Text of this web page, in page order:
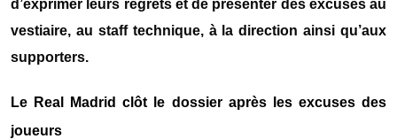
d’exprimer leurs regrets et de présenter des excuses au
vestiaire, au staff technique, à la direction ainsi qu’aux
supporters.
Le Real Madrid clôt le dossier après les excuses des
joueurs